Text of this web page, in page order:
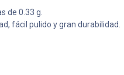
de 0.33 g.
fácil pulido y gran durabilidad.